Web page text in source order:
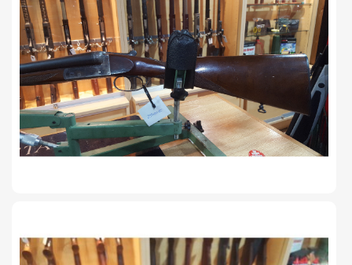
OTRAS ARMAS
ACCESORIOS